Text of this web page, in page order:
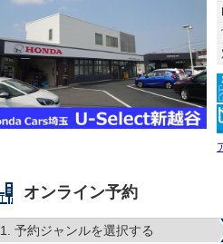
オンライン予約
1. 予約ジャンルを選択する